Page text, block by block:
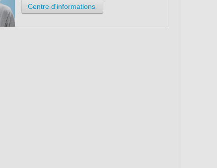
Centre d'informations